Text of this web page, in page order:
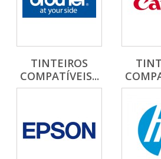
TINTEIROS
COMPATÍVEIS...